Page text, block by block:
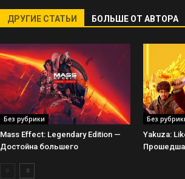
ДРУГИЕ СТАТЬИ БОЛЬШЕ ОТ АВТОРА
Без рубрики
Mass Effect: Legendary Edition —
Достойна большего
Без
Yakuza: